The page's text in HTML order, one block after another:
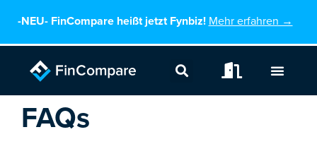
-NEU-FinCompare heißt jetzt Fynbiz! Mehr erfahren →
FAQs